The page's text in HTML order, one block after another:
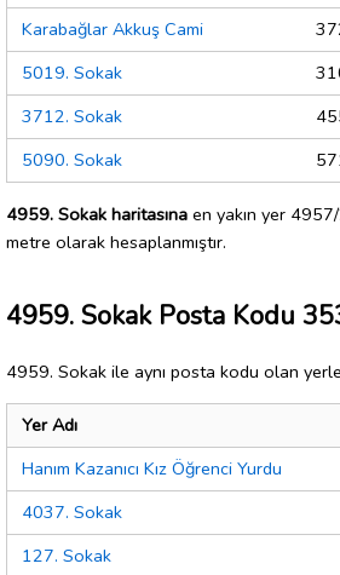
Karabağlar Akkuş Cami
5019. Sokak
3712. Sokak
5090. Sokak
4959. Sokak haritasına en yakın yer
metre olarak hesaplanmıştır.
4959. Sokak Posta Kodu
4959. Sokak ile aynı posta kodu olan
Yer Adı
Hanım Kazanıcı Kız Öğrenci Yurdu
4037. Sokak
127. Sokak